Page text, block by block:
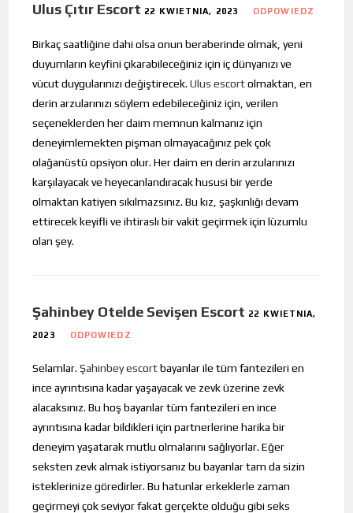
Ulus Çıtır Escort 22 KWIETNIA, 2023 ODPOWIEDZ
Birkaç saatliğine dahi olsa onun beraberinde olmak, yeni
duyumların keyfini çıkarabileceğiniz için iç dünyanızı ve
vücut duygularınızı değiştirecek.Ulus escortolmaktan, en
derin arzularınızı söylem edebileceğiniz için, verilen
seçeneklerden her daim memnun kalmanız için
deneyimlemekten pişman olmayacağınız pek çok
olağanüstü opsiyon olur. Her daim en derin arzularınızı
karşılayacak ve heyecanlandıracak hususi bir yerde
olmaktan katiyen sıkılmazsınız. Bu kız, şaşkınlığı devam
ettirecek keyifli ve ihtiraslı bir vakit geçirmek için lüzumlu
olan şey.
Şahinbey Otelde Sevişen Escort 22 KWIETNIA,
2023 ODPOWIEDZ
Selamlar.Şahinbey escortbayanlar ile tüm fantezileri en
ince ayrıntısına kadar yaşayacak ve zevk üzerine zevk
alacaksınız. Bu hoş bayanlar tüm fantezileri en ince
ayrıntısına kadar bildikleri için partnerlerine harika bir
deneyim yaşatarak mutlu olmalarını sağlıyorlar. Eğer
seksten zevk almak istiyorsanız bu bayanlar tam da sizin
isteklerinize göredirler. Bu hatunlar erkeklerle zaman
geçirmeyi çok seviyor fakat gerçekte olduğu gibi seks